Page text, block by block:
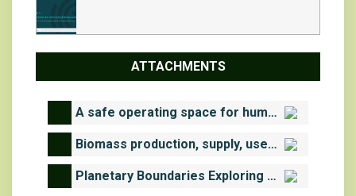
ATTACHMENTS
A safe operating space for humanity.pdf
Biomass production, supply, uses and flows in the European Union.pdf
Planetary Boundaries Exploring the Safe Operating Space for Humanity.pdf